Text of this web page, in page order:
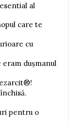
al
care te
cu
dușmanul
pentru o